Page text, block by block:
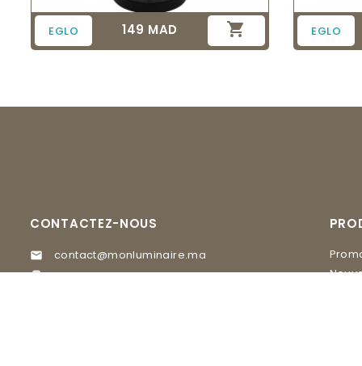
EGLO Prix
149 MAD  EGLO
CONTACTEZ-NOUS
 contact@monluminaire.ma

05 37 67 02 62